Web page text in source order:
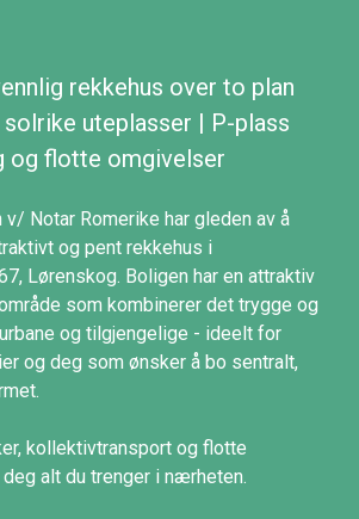
rekkehus over to plan
uteplasser | P-plass
og flotte omgivelser
Notar Romerike har gleden av å
og pent rekkehus i
Lørenskog. Boligen har en attraktiv
som kombinerer det trygge og
og tilgjengelige - ideelt for
og deg som ønsker å bo sentralt,
kollektivtransport og flotte
alt du trenger i nærheten.